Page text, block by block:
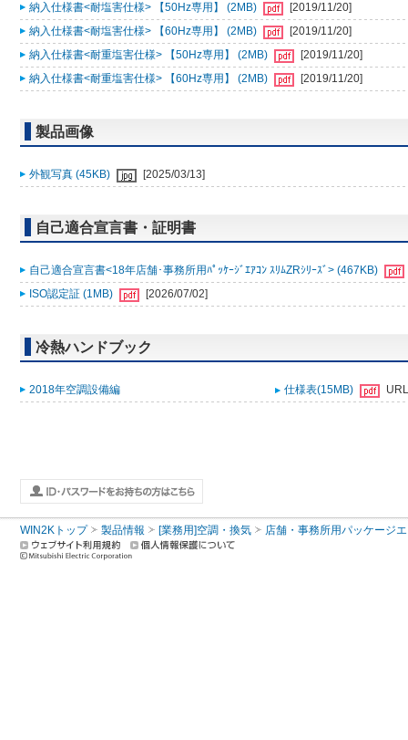
納入仕様書<耐塩害仕様> 【50Hz専用】 (2MB)
[2019/11/20]
納入仕様書<耐塩害仕様> 【60Hz専用】 (2MB)
[2019/11/20]
納入仕様書<耐重塩害仕様> 【50Hz専用】 (2MB)
[2019/11/20]
納入仕様書<耐重塩害仕様> 【60Hz専用】 (2MB)
[2019/11/20]
製品画像
外観写真 (45KB) [2025/03/13]
自己適合宣言書・証明書
自己適合宣言書<18年店舗･事務所用ﾊﾟｯｹｰｼﾞｴｱｺﾝ ｽﾘﾑZRｼﾘｰｽﾞ> (467KB)
ISO認定証 (1MB)
[2026/07/02]
冷熱ハンドブック
2018年空調設備編 仕様表(15MB) URL
WIN2Kトップ 製品情報 [業務用]空調・換気 店舗・事務所用パッケージ